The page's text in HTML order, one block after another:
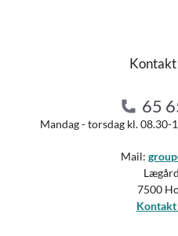
Kontakt
65
Mandag - torsdag kl. 08.30-
Mail:
7500
Kontakt